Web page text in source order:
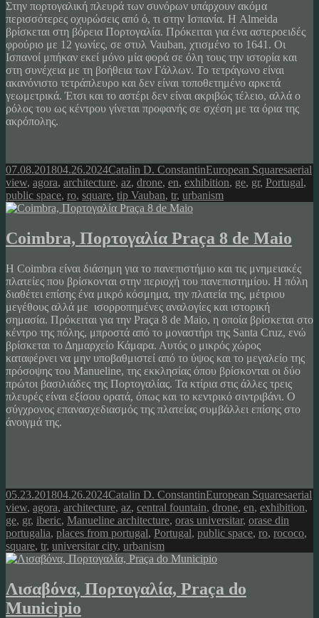
Στην πορτογαλική πλευρά των συνόρων υπάρχουν ακόμα
περισσότερες οχυρώσεις από ό, τι στην Ισπανία. Η Almeida
βρίσκεται στη βόρεια Πορτογαλία. Πρόκειται για ένα αστεροειδές
φρούριο με 12 γωνίες, σε στυλ Vauban, χτισμένο το 1641. Οι
Ισπανοί μπήκαν εκεί μόνο μία φορά σε όλη τους την ιστορία και
στη συνέχεια με τη βοήθεια των Γάλλων. Το τετράγωνο είναι
ακανόνιστο τετράπλευρο και δεν είναι τοποθετημένο αρκετά
γεωμετρικά. Έτσι και το αστέρι δεν είναι ακριβώς τέλειο, αλλά ο
ρόλος του ως κέντρου γίνεται προφανής σε σχέση με τα όρια της
ακρόπολης.
Posted
on
07.08.201804.26.2024Author
Catalin D. ConstantinCategories
European SquaresTags
aerial
view, agora, architecture, az, drone, en, exhibition, ge, gr, Portugal,
public space, ro, square, tip Vauban, tr, urbanism
Coimbra, Πορτογαλία Praça 8 de Maio
Η Coimbra είναι διάσημη για το πανεπιστήμιο και τις μνημειακές
πλατείες που βρίσκονται στην περιοχή του πανεπιστημίου. Η πόλη
διαθέτει επίσης ένα μικρό κόσμημα, την πλατεία της, μέτριου
μεγέθους αλλά με ισορροπημένες αναλογίες και ιστορική
σημασία. Πρόκειται για την Praça 8 de Maio, η οποία βρίσκεται στο
κέντρο της πόλης, μπροστά από το μοναστήρι της Santa Cruz, ενώ
βρίσκεται το Δημαρχείο Κάμαρα. Αυτός ο μικρός χώρος
καταφέρνει να μην υποβαθμιστεί από το ύψος και το μεγαλείο της
πρόσοψης του Manueline, της εκκλησίας όπου βρίσκονται οι δύο
πρώτοι βασιλιάδες της Πορτογαλίας. Τα κτίρια στις άλλες τρεις
πλευρές είναι εξίσου ορατά, όπως και το κεντρικό σιντριβάνι. Ο
σύγχρονος επανασχεδιασμός της πλατείας συμβάλλει επίσης στο
άνοιγμά της.
Posted
on
05.23.201804.26.2024Author
Catalin D. ConstantinCategories
European SquaresTags
aerial
view, agora, architecture, az, central fountain, drone, en, exhibition,
ge, gr, iberic, Manueline architecture, oras universitar, orase din
portugalia, places from portugal, Portugal, public space, ro, rococo,
square, tr, universitar city, urbanism
Λισαβόνα, Πορτογαλία, Praça do
Municipio